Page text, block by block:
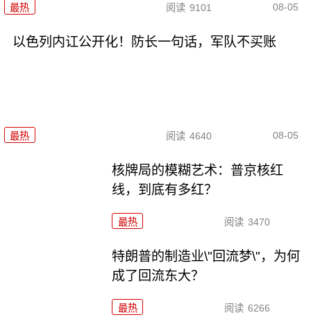
最热 阅读 9101 08-05
以色列内讧公开化！防长一句话，军队不买账
最热 阅读 4640 08-05
核牌局的模糊艺术：普京核红
线，到底有多红？
最热 阅读 3470
特朗普的制造业\"回流梦\"，为何
成了回流东大？
最热 阅读 6266